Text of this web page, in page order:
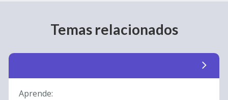
Temas relacionados
arrow_forward_ios
Aprende: